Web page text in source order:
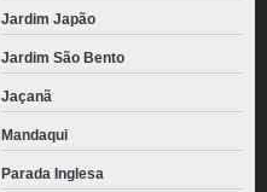
Jardim Japão
Jardim São Bento
Jaçanã
Mandaqui
Parada Inglesa